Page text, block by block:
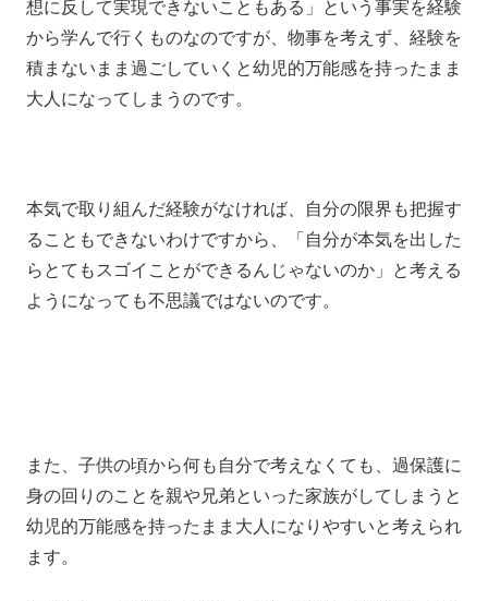
想に反して実現できないこともある」という事実を経験
から学んで行くものなのですが、物事を考えず、経験を
積まないまま過ごしていくと幼児的万能感を持ったまま
大人になってしまうのです。
本気で取り組んだ経験がなければ、自分の限界も把握す
ることもできないわけですから、「自分が本気を出した
らとてもスゴイことができるんじゃないのか」と考える
ようになっても不思議ではないのです。
また、子供の頃から何も自分で考えなくても、過保護に
身の回りのことを親や兄弟といった家族がしてしまうと
幼児的万能感を持ったまま大人になりやすいと考えられ
ます。